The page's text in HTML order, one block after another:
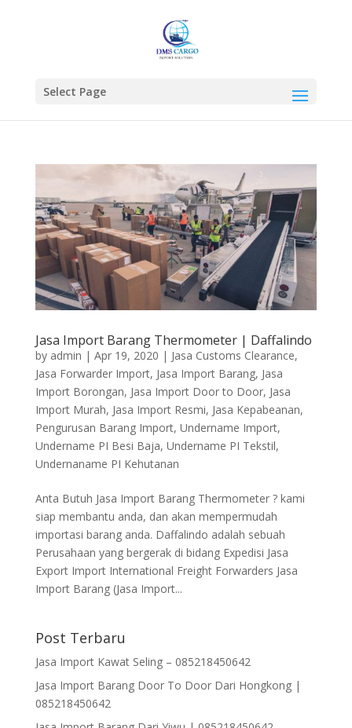
Select Page
Jasa Import Barang Thermometer | Daffalindo
by admin | Apr 19, 2020 | Jasa Customs Clearance,
Jasa Forwarder Import, Jasa Import Barang, Jasa
Import Borongan, Jasa Import Door to Door, Jasa
Import Murah, Jasa Import Resmi, Jasa Kepabeanan,
Pengurusan Barang Import, Undername Import,
Undername PI Besi Baja, Undername PI Tekstil,
Undernaname PI Kehutanan
Anta Butuh Jasa Import Barang Thermometer ? kami
siap membantu anda, dan akan mempermudah
importasi barang anda. Daffalindo adalah sebuah
Perusahaan yang bergerak di bidang Expedisi Jasa
Export Import International Freight Forwarders Jasa
Import Barang (Jasa Import...
Post Terbaru
Jasa Import Kawat Seling – 085218450642
Jasa Import Barang Door To Door Dari Hongkong |
085218450642